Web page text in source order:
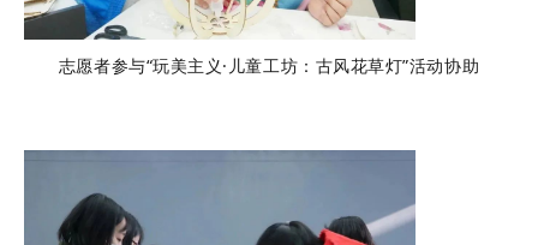
志愿者参与“玩美主义·儿童工坊：古风花草灯”活动协助